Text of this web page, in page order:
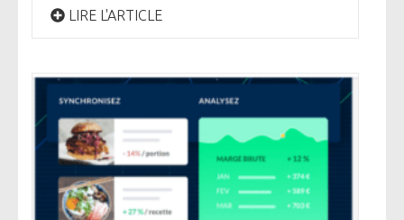
LIRE L'ARTICLE